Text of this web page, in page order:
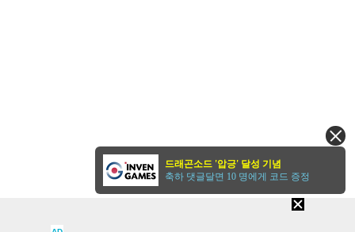
드래곤소드 '압긍' 달성 기념
축하 댓글달면 10 명에게 코드 증정